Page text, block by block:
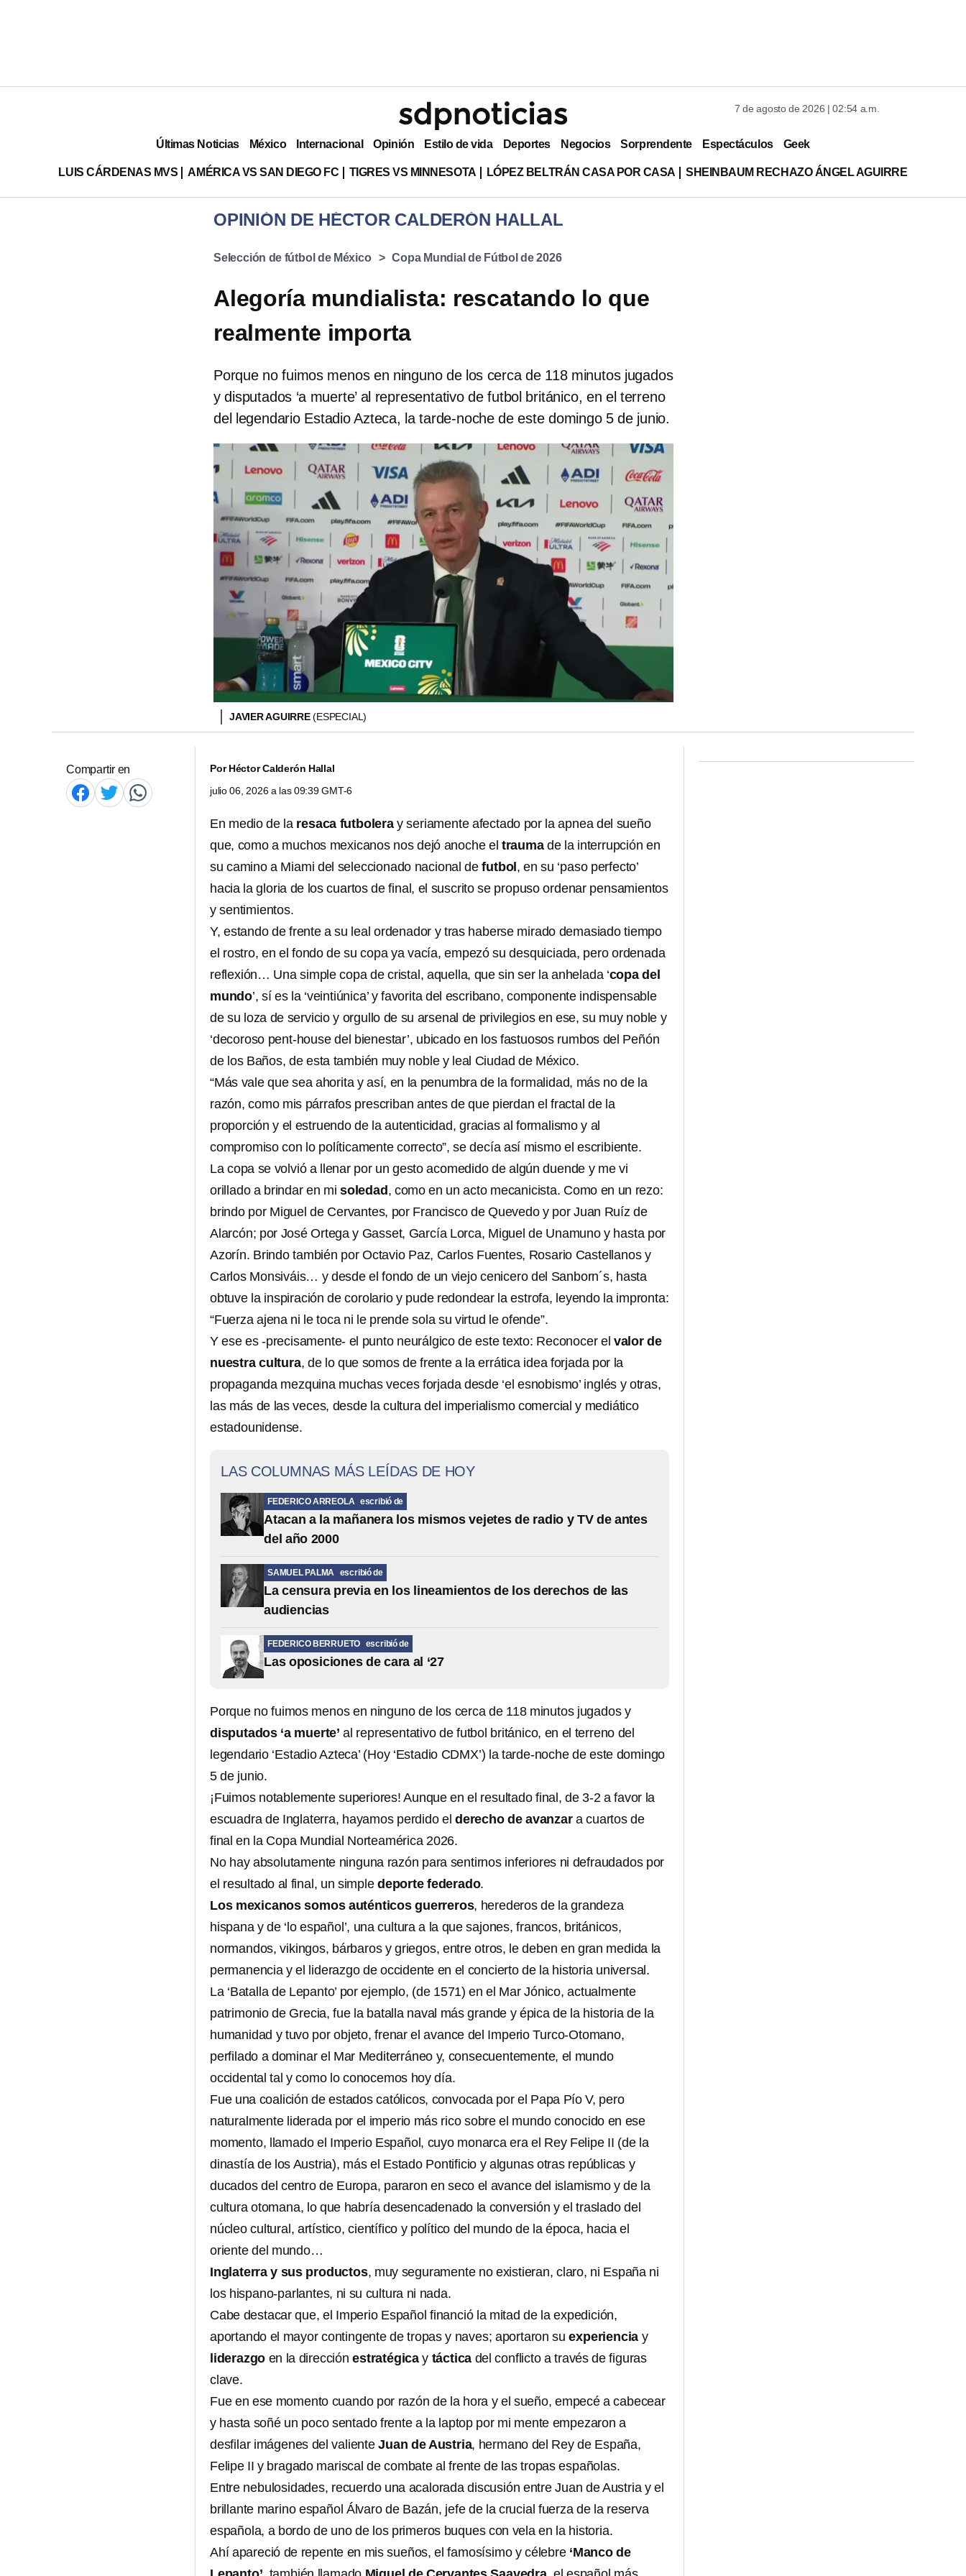
7 de agosto de 2026 | 02:54 a.m.
Últimas Noticias México Internacional Opinión Estilo de vida Deportes Negocios Sorprendente Espectáculos Geek
LUIS CÁRDENAS MVS AMÉRICA VS SAN DIEGO FC TIGRES VS MINNESOTA LÓPEZ BELTRÁN CASA POR CASA SHEINBAUM RECHAZO ÁNGEL AGUIRRE
OPINIÓN DE HÉCTOR CALDERÓN HALLAL
Selección de fútbol de México Copa Mundial de Fútbol de 2026
Alegoría mundialista: rescatando lo que
realmente importa
Porque no fuimos menos en ninguno de los cerca de 118 minutos jugados
y disputados ‘a muerte’ al representativo de futbol británico, en el terreno
del legendario Estadio Azteca, la tarde-noche de este domingo 5 de junio.
JAVIER AGUIRRE(ESPECIAL)
Compartir en PorHéctor Calderón Hallal
julio 06, 2026 a las 09:39 GMT-6
En medio de la resaca futboleray seriamente afectado por la apnea del sueño
que, como a muchos mexicanos nos dejó anoche el traumade la interrupción en
su camino a Miami del seleccionado nacional defutbol , en su ‘paso perfecto’
hacia la gloria de los cuartos de final, el suscrito se propuso ordenar pensamientos
y sentimientos.
Y, estando de frente a su leal ordenador y tras haberse mirado demasiado tiempo
el rostro, en el fondo de su copa ya vacía, empezó su desquiciada, pero ordenada
reflexión… Una simple copa de cristal, aquella, que sin ser la anhelada ‘copa del
mundo’, sí es la ‘veintiúnica’ y favorita del escribano, componente indispensable
de su loza de servicio y orgullo de su arsenal de privilegios en ese, su muy noble y
‘decoroso pent-house del bienestar’, ubicado en los fastuosos rumbos del Peñón
de los Baños, de esta también muy noble y leal Ciudad de México.
“Más vale que sea ahorita y así, en la penumbra de la formalidad, más no de la
razón, como mis párrafos prescriban antes de que pierdan el fractal de la
proporción y el estruendo de la autenticidad, gracias al formalismo y al
compromiso con lo políticamente correcto”, se decía así mismo el escribiente.
La copa se volvió a llenar por un gesto acomedido de algún duende y me vi
orillado a brindar en misoledad , como en un acto mecanicista. Como en un rezo:
brindo por Miguel de Cervantes, por Francisco de Quevedo y por Juan Ruíz de
Alarcón; por José Ortega y Gasset, García Lorca, Miguel de Unamuno y hasta por
Azorín. Brindo también por Octavio Paz, Carlos Fuentes, Rosario Castellanos y
Carlos Monsiváis… y desde el fondo de un viejo cenicero del Sanborn´s, hasta
obtuve la inspiración de corolario y pude redondear la estrofa, leyendo la impronta:
“Fuerza ajena ni le toca ni le prende sola su virtud le ofende”.
Y ese es -precisamente- el punto neurálgico de este texto: Reconocer el valor de
nuestra cultura, de lo que somos de frente a la errática idea forjada por la
propaganda mezquina muchas veces forjada desde ‘el esnobismo’ inglés y otras,
las más de las veces, desde la cultura del imperialismo comercial y mediático
estadounidense.
LAS COLUMNAS MÁS LEÍDAS DE HOY
FEDERICO ARREOLA escribió de
Atacan a la mañanera los mismos vejetes de radio y TV de antes
del año 2000
SAMUEL PALMA escribió de
La censura previa en los lineamientos de los derechos de las
audiencias
FEDERICO BERRUETO escribió de
Las oposiciones de cara al ‘27
Porque no fuimos menos en ninguno de los cerca de 118 minutos jugados y
disputados ‘a muerte’ al representativo de futbol británico, en el terreno del
legendario ‘Estadio Azteca’ (Hoy ‘Estadio CDMX’) la tarde-noche de este domingo
5 de junio.
¡Fuimos notablemente superiores! Aunque en el resultado final, de 3-2 a favor la
escuadra de Inglaterra, hayamos perdido el derecho de avanzara cuartos de
final en la Copa Mundial Norteamérica 2026.
No hay absolutamente ninguna razón para sentirnos inferiores ni defraudados por
el resultado al final, un simpledeporte federado.
Los mexicanos somos auténticos guerreros, herederos de la grandeza
hispana y de ‘lo español’, una cultura a la que sajones, francos, británicos,
normandos, vikingos, bárbaros y griegos, entre otros, le deben en gran medida la
permanencia y el liderazgo de occidente en el concierto de la historia universal.
La ‘Batalla de Lepanto’ por ejemplo, (de 1571) en el Mar Jónico, actualmente
patrimonio de Grecia, fue la batalla naval más grande y épica de la historia de la
humanidad y tuvo por objeto, frenar el avance del Imperio Turco-Otomano,
perfilado a dominar el Mar Mediterráneo y, consecuentemente, el mundo
occidental tal y como lo conocemos hoy día.
Fue una coalición de estados católicos, convocada por el Papa Pío V, pero
naturalmente liderada por el imperio más rico sobre el mundo conocido en ese
momento, llamado el Imperio Español, cuyo monarca era el Rey Felipe II (de la
dinastía de los Austria), más el Estado Pontificio y algunas otras repúblicas y
ducados del centro de Europa, pararon en seco el avance del islamismo y de la
cultura otomana, lo que habría desencadenado la conversión y el traslado del
núcleo cultural, artístico, científico y político del mundo de la época, hacia el
oriente del mundo…
Inglaterra y sus productos, muy seguramente no existieran, claro, ni España ni
los hispano-parlantes, ni su cultura ni nada.
Cabe destacar que, el Imperio Español financió la mitad de la expedición,
aportando el mayor contingente de tropas y naves; aportaron suexperiencia y
liderazgo en la direcciónestratégicay táctica del conflicto a través de figuras
clave.
Fue en ese momento cuando por razón de la hora y el sueño, empecé a cabecear
y hasta soñé un poco sentado frente a la laptop por mi mente empezaron a
desfilar imágenes del valienteJuan de Austria, hermano del Rey de España,
Felipe II y bragado mariscal de combate al frente de las tropas españolas.
Entre nebulosidades, recuerdo una acalorada discusión entre Juan de Austria y el
brillante marino español Álvaro de Bazán, jefe de la crucial fuerza de la reserva
española, a bordo de uno de los primeros buques con vela en la historia.
Ahí apareció de repente en mis sueños, el famosísimo y célebre ‘Manco de